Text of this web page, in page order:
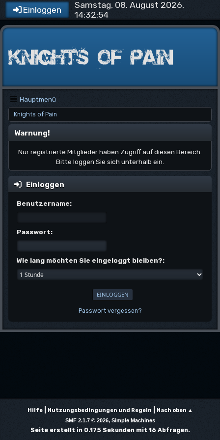
Einloggen
Samstag, 08. August 2026,
14:32:54
Hauptmenü
Knights of Pain
Warnung!
Nur registrierte Mitglieder haben Zugriff auf diesen Bereich.
Bitte loggen Sie sich unterhalb ein.
Einloggen
Benutzername:
Passwort:
Wie lang möchten Sie eingeloggt bleiben?:
Passwort vergessen?
Hilfe| Nutzungsbedingungen und Regeln Nach oben ▲
SMF 2.1.7 © 2026, Simple Machines
Seite erstellt in 0.175 Sekunden mit 16 Abfragen.